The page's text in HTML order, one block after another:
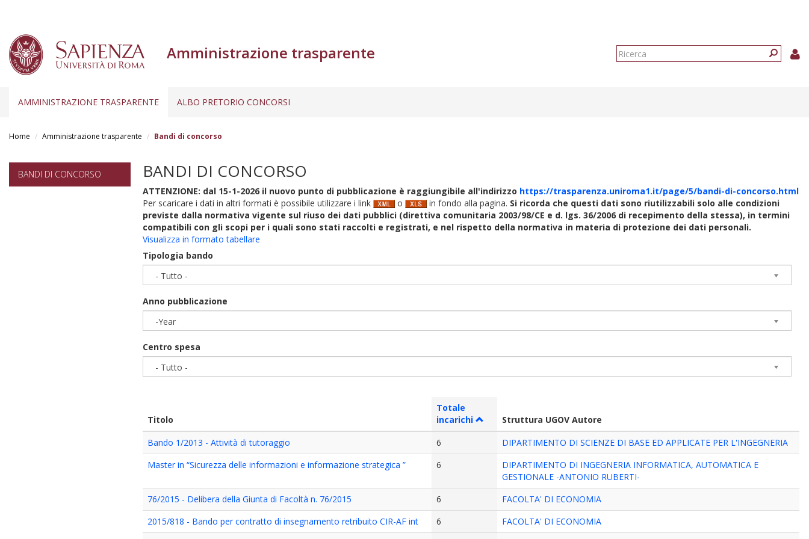
Amministrazione trasparente
Form
AMMINISTRAZIONE TRASPARENTE ALBO PRETORIO CONCORSI
Home Amministrazione trasparente Bandi di concorso
BANDI DI CONCORSO BANDI DI CONCORSO
ATTENZIONE: dal 15-1-2026 il nuovo punto di pubblicazione è raggiungibile all'indirizzo https://trasparenza.uniroma1.it/page/5/bandi-di-concorso.html
Per scaricare i dati in altri formati è possibile utilizzare i link
o in fondo alla pagina. Si ricorda che questi dati sono riutilizzabili solo alle condizioni
previste dalla normativa vigente sul riuso dei dati pubblici (direttiva comunitaria 2003/98/CE e d. lgs. 36/2006 di recepimento della stessa), in termini
compatibili con gli scopi per i quali sono stati raccolti e registrati, e nel rispetto della normativa in materia di protezione dei dati personali.
Visualizza in formato tabellare
Tipologia bando
- Tutto -
Anno pubblicazione
-Year
Centro spesa
- Tutto -
Titolo
Totale
incarichi
Struttura UGOV Autore
Bando 1/2013 - Attività di tutoraggio
6
DIPARTIMENTO DI SCIENZE DI BASE ED APPLICATE PER L'INGEGNERIA
Master in “Sicurezza delle informazioni e informazione strategica ”
6
DIPARTIMENTO DI INGEGNERIA INFORMATICA, AUTOMATICA E
GESTIONALE -ANTONIO RUBERTI-
76/2015 - Delibera della Giunta di Facoltà n. 76/2015
6
FACOLTA' DI ECONOMIA
2015/818 - Bando per contratto di insegnamento retribuito CIR-AF int
6
FACOLTA' DI ECONOMIA